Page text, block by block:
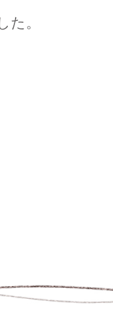
た。